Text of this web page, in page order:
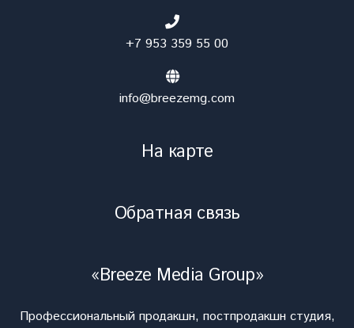
+7 953 359 55 00
info@breezemg.com
На карте
Обратная связь
«Breeze Media Group»
Профессиональный продакшн, постпродакшн студия,